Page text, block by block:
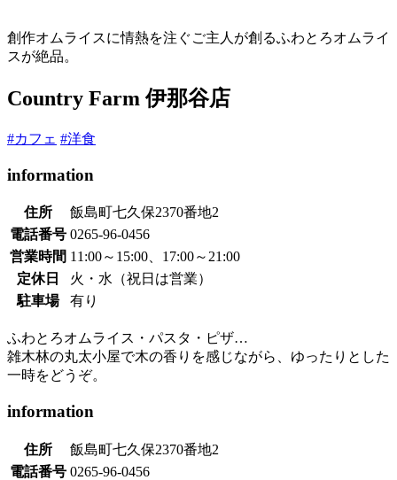
創作オムライスに情熱を注ぐご主人が創るふわとろオムライ
スが絶品。
Country Farm 伊那谷店
#カフェ #洋食
information
住所
飯島町七久保2370番地2
電話番号 0265-96-0456
営業時間 11:00～15:00、17:00～21:00
定休日
火・水（祝日は営業）
駐車場
有り
ふわとろオムライス・パスタ・ピザ…
雑木林の丸太小屋で木の香りを感じながら、ゆったりとした
一時をどうぞ。
information
住所
飯島町七久保2370番地2
電話番号 0265-96-0456